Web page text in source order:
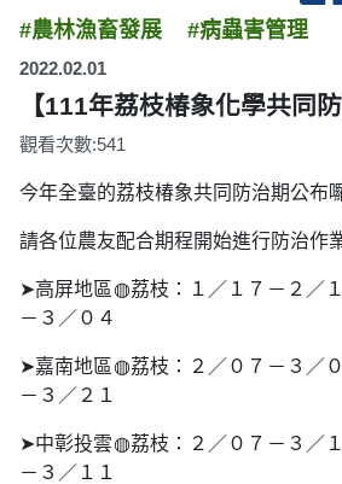
#農林漁畜發展 #病蟲害管理
2022.02.01
【111年荔枝椿象化學共同防
觀看次數:541
今年全臺的荔枝椿象共同防治期公布
請各位農友配合期程開始進行防治作
➤高屏地區◍荔枝：１／１７－２／
－３／０４
➤嘉南地區◍荔枝：２／０７－３／
－３／２１
➤中彰投雲◍荔枝：２／０７－３／
－３／１１